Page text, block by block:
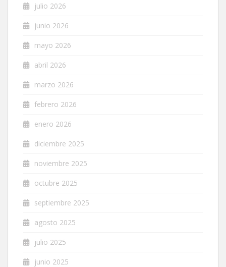
julio 2026
junio 2026
mayo 2026
abril 2026
marzo 2026
febrero 2026
enero 2026
diciembre 2025
noviembre 2025
octubre 2025
septiembre 2025
agosto 2025
julio 2025
junio 2025